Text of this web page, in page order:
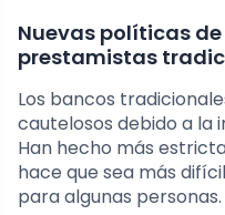
Nuevas políticas
prestamistas
Los bancos
cautelosos debido a la
Han hecho más
hace que sea más
para algunas personas.